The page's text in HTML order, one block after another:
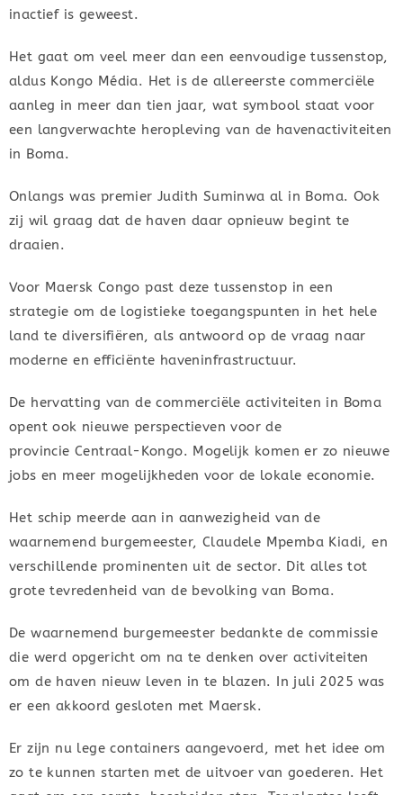
inactief is geweest.
Het gaat om veel meer dan een eenvoudige tussenstop,
aldus Kongo Média. Het is de allereerste commerciële
aanleg in meer dan tien jaar, wat symbool staat voor
een langverwachte heropleving van de havenactiviteiten
in Boma.
Onlangs was premier Judith Suminwa al in Boma. Ook
zij wil graag dat de haven daar opnieuw begint te
draaien.
Voor Maersk Congo past deze tussenstop in een
strategie om de logistieke toegangspunten in het hele
land te diversifiëren, als antwoord op de vraag naar
moderne en efficiënte haveninfrastructuur.
De hervatting van de commerciële activiteiten in Boma
opent ook nieuwe perspectieven voor de
provincie Centraal-Kongo. Mogelijk komen er zo nieuwe
jobs en meer mogelijkheden voor de lokale economie.
Het schip meerde aan in aanwezigheid van de
waarnemend burgemeester, Claudele Mpemba Kiadi, en
verschillende prominenten uit de sector. Dit alles tot
grote tevredenheid van de bevolking van Boma.
De waarnemend burgemeester bedankte de commissie
die werd opgericht om na te denken over activiteiten
om de haven nieuw leven in te blazen. In juli 2025 was
er een akkoord gesloten met Maersk.
Er zijn nu lege containers aangevoerd, met het idee om
zo te kunnen starten met de uitvoer van goederen. Het